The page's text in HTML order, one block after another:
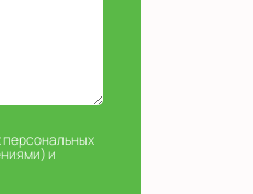
персональных
и